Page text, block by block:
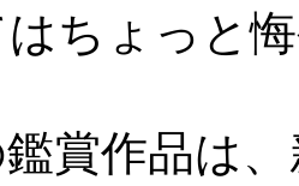
ちょっと
賞作品は